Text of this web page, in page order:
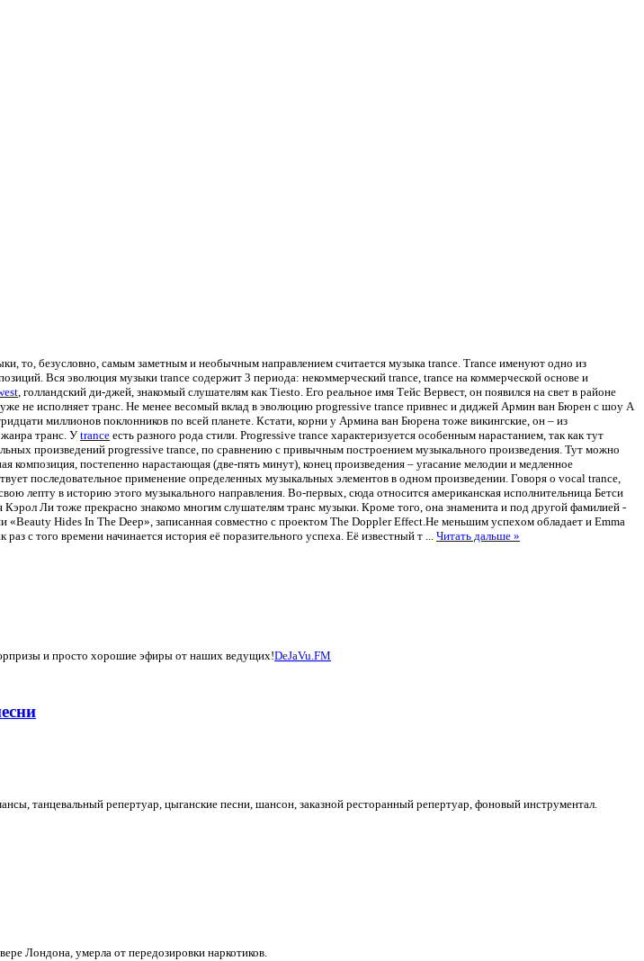
то, безусловно, самым заметным и необычным направлением считается музыка trance. Trance именуют одно из
Вся эволюция музыки trance содержит 3 периода: некоммерческий trance, trance на коммерческой основе и
, голландский ди-джей, знакомый слушателям как Tiesto. Его реальное имя Тейс Вервест, он появился на свет в районе
не исполняет транс. Не менее весомый вклад в эволюцию progressive trance привнес и диджей Армин ван Бюрен с шоу A
миллионов поклонников по всей планете. Кстати, корни у Армина ван Бюрена тоже викингские, он – из
транс. У trance есть разного рода стили. Progressive trance характеризуется особенным нарастанием, так как тут
произведений progressive trance, по сравнению с привычным построением музыкального произведения. Тут можно
постепенно нарастающая (две-пять минут), конец произведения – угасание мелодии и медленное
последовательное применение определенных музыкальных элементов в одном произведении. Говоря о vocal trance,
лепту в историю этого музыкального направления. Во-первых, сюда относится американская исполнительница Бетси
Ли тоже прекрасно знакомо многим слушателям транс музыки. Кроме того, она знаменита и под другой фамилией -
Hides In The Deep», записанная совместно с проектом The Doppler Effect.Не меньшим успехом обладает и Emma
с того времени начинается история её поразительного успеха. Её известный т ... Читать дальше »
и просто хорошие эфиры от наших ведущих!DeJaVu.FM
танцевальный репертуар, цыганские песни, шансон, заказной ресторанный репертуар, фоновый инструментал.
Лондона, умерла от передозировки наркотиков.